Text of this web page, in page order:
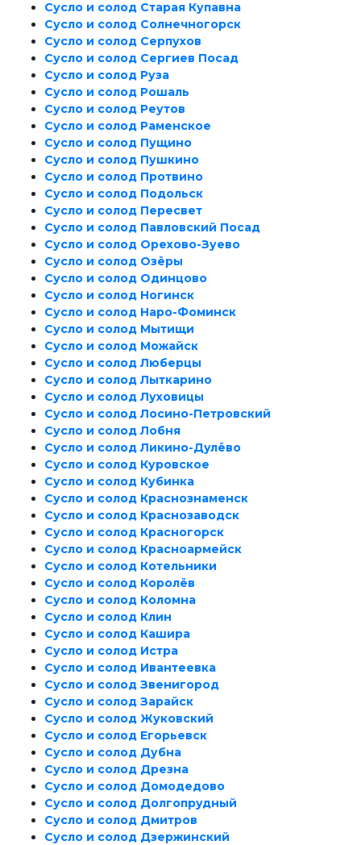
Сусло и солод Старая Купавна
Сусло и солод Солнечногорск
Сусло и солод Серпухов
Сусло и солод Сергиев Посад
Сусло и солод Руза
Сусло и солод Рошаль
Сусло и солод Реутов
Сусло и солод Раменское
Сусло и солод Пущино
Сусло и солод Пушкино
Сусло и солод Протвино
Сусло и солод Подольск
Сусло и солод Пересвет
Сусло и солод Павловский Посад
Сусло и солод Орехово-Зуево
Сусло и солод Озёры
Сусло и солод Одинцово
Сусло и солод Ногинск
Сусло и солод Наро-Фоминск
Сусло и солод Мытищи
Сусло и солод Можайск
Сусло и солод Люберцы
Сусло и солод Лыткарино
Сусло и солод Луховицы
Сусло и солод Лосино-Петровский
Сусло и солод Лобня
Сусло и солод Ликино-Дулёво
Сусло и солод Куровское
Сусло и солод Кубинка
Сусло и солод Краснознаменск
Сусло и солод Краснозаводск
Сусло и солод Красногорск
Сусло и солод Красноармейск
Сусло и солод Котельники
Сусло и солод Королёв
Сусло и солод Коломна
Сусло и солод Клин
Сусло и солод Кашира
Сусло и солод Истра
Сусло и солод Ивантеевка
Сусло и солод Звенигород
Сусло и солод Зарайск
Сусло и солод Жуковский
Сусло и солод Егорьевск
Сусло и солод Дубна
Сусло и солод Дрезна
Сусло и солод Домодедово
Сусло и солод Долгопрудный
Сусло и солод Дмитров
Сусло и солод Дзержинский